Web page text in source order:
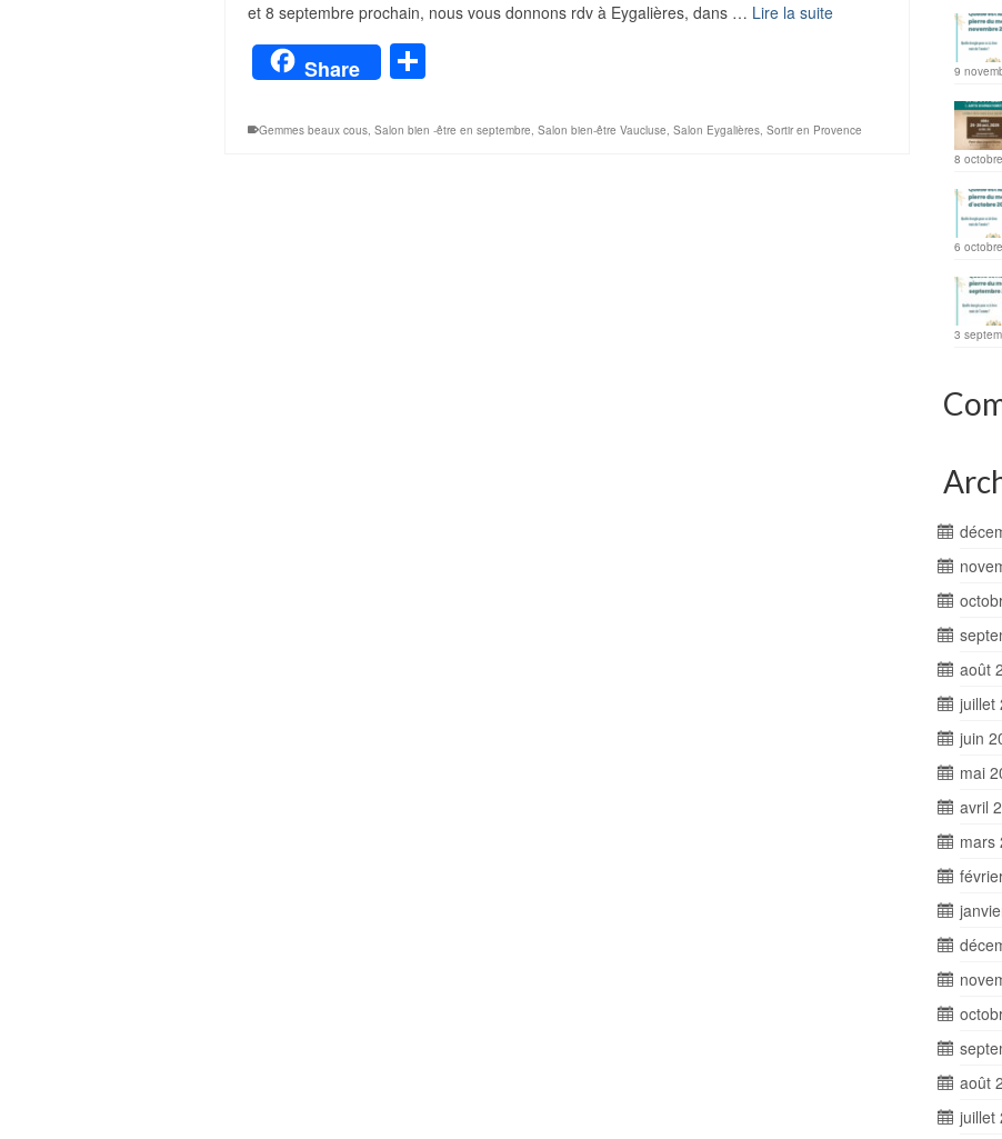
et 8 septembre prochain, nous vous donnons rdv à Eygalières, dans … Lire la suite
Share
Gemmes beaux cous, Salon bien -être en septembre, Salon bien-être Vaucluse, Salon Eygalières, Sortir en Provence
9
8
6
3
août
juillet
juin
mai
avril
mars
août
juillet